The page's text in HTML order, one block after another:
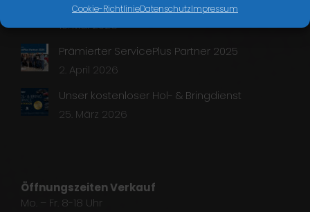
Cookie-RichtlinieDatenschutzImpressum
AKTIONSLEASING Q2 – Privatkunden
10. Mai 2026
Prämierter ServicePlus Partner 2025
2. April 2026
Unser kostenloser Hol- & Bringdienst
25. März 2026
Öffnungszeiten Verkauf
Mo. – Fr. 8-18 Uhr